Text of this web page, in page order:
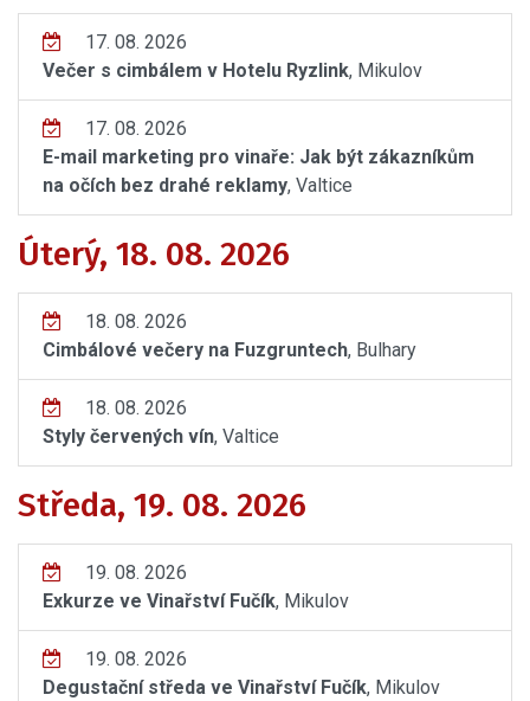
17. 08. 2026
Večer s cimbálem v Hotelu Ryzlink, Mikulov
17. 08. 2026
E-mail marketing pro vinaře: Jak být zákazníkům
na očích bez drahé reklamy, Valtice
Úterý, 18. 08. 2026
18. 08. 2026
Cimbálové večery na Fuzgruntech, Bulhary
18. 08. 2026
Styly červených vín, Valtice
Středa, 19. 08. 2026
19. 08. 2026
Exkurze ve Vinařství Fučík, Mikulov
19. 08. 2026
Degustační středa ve Vinařství Fučík, Mikulov